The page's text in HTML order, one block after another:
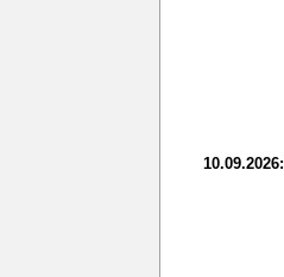
10.09.2026: